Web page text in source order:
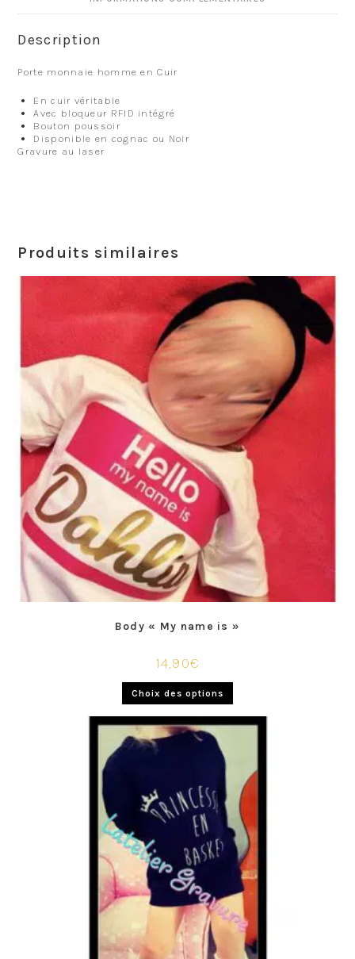
Description
Porte monnaie homme en Cuir
En cuir véritable
Avec bloqueur RFID intégré
Bouton poussoir
Disponible en cognac ou Noir
Gravure au laser
Produits similaires
Body « My name is »
14,90€
Choix des options